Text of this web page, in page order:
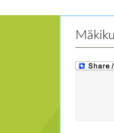
Loikkaa: